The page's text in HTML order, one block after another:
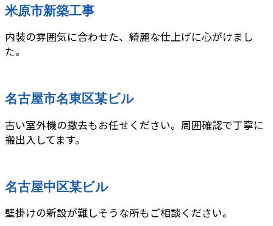
米原市新築工事
内装の雰囲気に合わせた、綺麗な仕上げに心がけまし
た。
名古屋市名東区某ビル
古い室外機の撤去もお任せください。周囲確認で丁寧に
搬出入してます。
名古屋中区某ビル
壁掛けの新設が難しそうな所もご相談ください。